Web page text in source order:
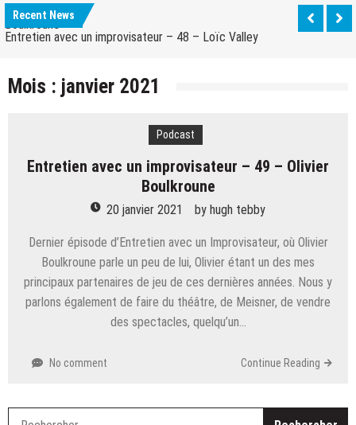
Recent News
Boulkroune
Entretien avec un improvisateur – 48 – Loïc Valley
Entretien avec un improvisateur – 46 – Caspar
Entretien avec un improvisateur – 44 – Paola
Vigoroso
Entretien avec un improvisateur – 43 – Frédéric
(Re) Entretien avec un improvisateur – Ian Parizot
Entretien avec un improvisateur – 41 – Mathieu
Entretien avec un improvisateur – 40 – Cédric
Fernandez
Entretien avec un improvisateur – 49 – Olivier
Mois : janvier 2021
Podcast
Entretien avec un improvisateur – 49 – Olivier
Boulkroune
20 janvier 2021 by hugh tebby
Dernier épisode d’Entretien avec un Improvisateur, où Olivier
Boulkroune parle un peu de lui, Olivier étant un des mes
principaux partenaires de jeu de ces dernières années. Nous y
parlons également de faire du théâtre, de Meisner, de vendre
des spectacles, quelqu’un…
No comment Continue Reading